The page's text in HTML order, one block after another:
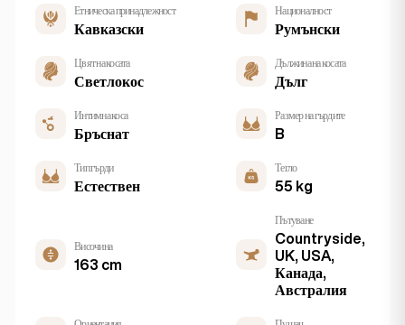
Етническа принадлежност
Кавказски
Националност
Румънски
Цвят на косата
Светлокос
Дължина на косата
Дълг
Интимна коса
Бръснат
Размер на гърдите
B
Тип гърди
Естествен
Тегло
55 kg
Височина
163 cm
Пътуване
Countryside,
UK, USA,
Канада,
Австралия